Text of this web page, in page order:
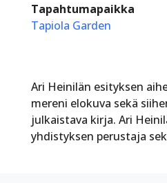
Tapahtumapaikka
Tapiola Garden
Ari Heinilän esityksen
mereni elokuva sekä
julkaistava kirja. Ari
yhdistyksen perustaja